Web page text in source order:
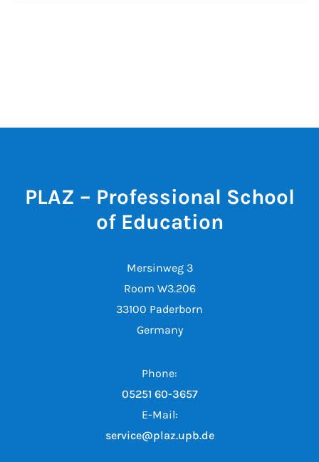
PLAZ – Professional School
of Education
Mersinweg 3
Room W3.206
33100 Paderborn
Germany
Phone:
05251 60-3657
E-Mail:
service@plaz.upb.de